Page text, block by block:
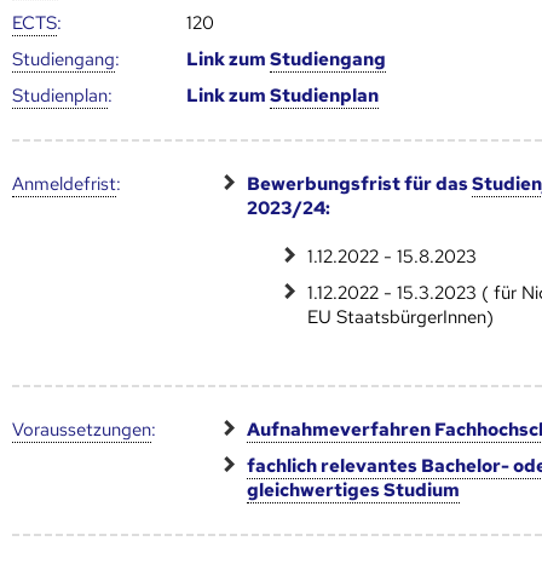
ECTS:
120
Studien­gang: Link zumStudien­gang
Studien­plan: Link zumStudien­plan
Anmelde­frist: Bewerbungsfrist für das
2023/24:
1.12.2022 - 15.8.2023
1.12.2022 - 15.3.2023 ( für
EU StaatsbürgerInnen)
Voraus­setzungen:
Aufnahmeverfahren
fachlich relevantes Bachelor-
gleichwertiges Studium